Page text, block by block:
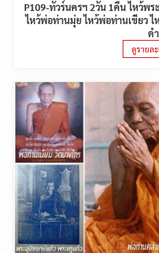
P109-ทัวร์นครฯ 2วัน 1คืน ไหว้พร
ไหว้พ่อท่านมุ่ย ไหว้พ่อท่านเขียว
ดำ
ดูรายล